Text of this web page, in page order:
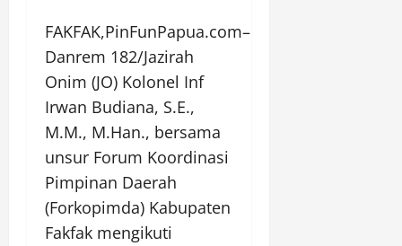
FAKFAK,PinFunPapua.com–
Danrem 182/Jazirah
Onim (JO) Kolonel Inf
Irwan Budiana, S.E.,
M.M., M.Han., bersama
unsur Forum Koordinasi
Pimpinan Daerah
(Forkopimda) Kabupaten
Fakfak mengikuti